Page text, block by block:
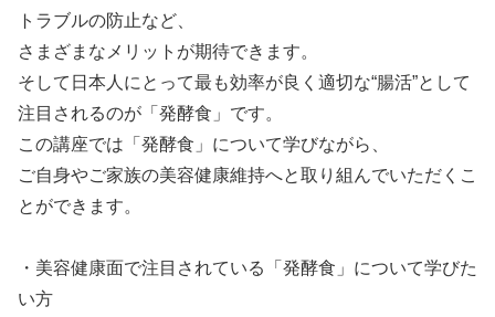
トラブルの防止など、
さまざまなメリットが期待できます。
そして日本人にとって最も効率が良く適切な“腸活”として
注目されるのが「発酵食」です。
この講座では「発酵食」について学びながら、
ご自身やご家族の美容健康維持へと取り組んでいただくこ
とができます。
・美容健康面で注目されている「発酵食」について学びた
い方